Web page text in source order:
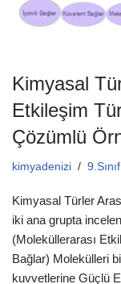
o
Kimyasal
Etkileşim
Çözümlü
kimyadenizi
Kimyasal Türler
iki ana grupta
(Moleküllerarası
Bağlar) Molekülleri
kuvvetlerine Güçlü